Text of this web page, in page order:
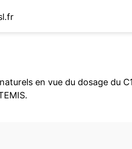
en vue du dosage du